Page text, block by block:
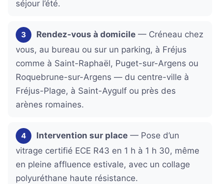
séjour l’été.
3 Rendez-vous à domicile — Créneau chez
vous, au bureau ou sur un parking, à Fréjus
comme à Saint-Raphaël, Puget-sur-Argens ou
Roquebrune-sur-Argens — du centre-ville à
Fréjus-Plage, à Saint-Aygulf ou près des
arènes romaines.
4 Intervention sur place — Pose d’un
vitrage certifié ECE R43 en 1 h à 1 h 30, même
en pleine affluence estivale, avec un collage
polyuréthane haute résistance.